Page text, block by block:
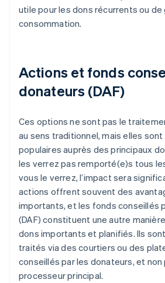
utile pour les dons récurrents ou de
consommation.
Actions et fonds
donateurs (DAF)
Ces options ne sont pas le
au sens traditionnel, mais elles sont
populaires auprès des principaux
les verrez pas remporté(e)s tous
vous le verrez, l’impact sera
actions offrent souvent des
importants, et les fonds conseillés
(DAF) constituent une autre
dons importants et planifiés. Ils
traités via des courtiers ou des
conseillés par les donateurs, et non
processeur principal.